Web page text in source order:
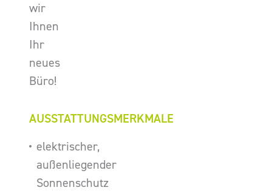
wir
Ihnen
Ihr
neues
Büro!
AUSSTATTUNGSMERKMALE
elektrischer,
außenliegender
Sonnenschutz